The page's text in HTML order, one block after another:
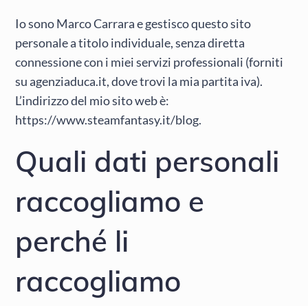
Io sono Marco Carrara e gestisco questo sito
personale a titolo individuale, senza diretta
connessione con i miei servizi professionali (forniti
su agenziaduca.it, dove trovi la mia partita iva).
L’indirizzo del mio sito web è:
https://www.steamfantasy.it/blog.
Quali dati personali
raccogliamo e
perché li
raccogliamo